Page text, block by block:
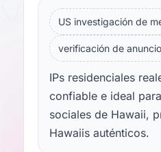
US investigación de
verificación de
IPs residenciales
confiable e ideal
sociales de Hawaii,
Hawaiis auténticos.